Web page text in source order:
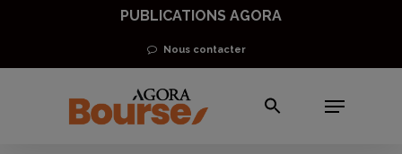
main
PUBLICATIONS AGORA
Nous contacter
Menu
Elon Musk